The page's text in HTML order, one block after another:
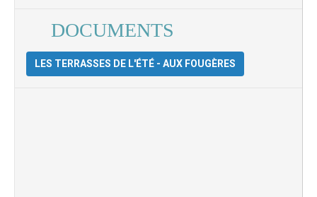
DOCUMENTS
LES TERRASSES DE L'ÉTÉ - AUX FOUGÈRES